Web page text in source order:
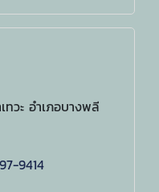
ทวะ อำเภอบางพลี
9414